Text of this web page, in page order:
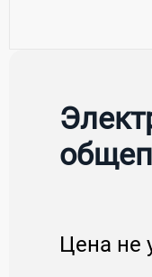
Цена не